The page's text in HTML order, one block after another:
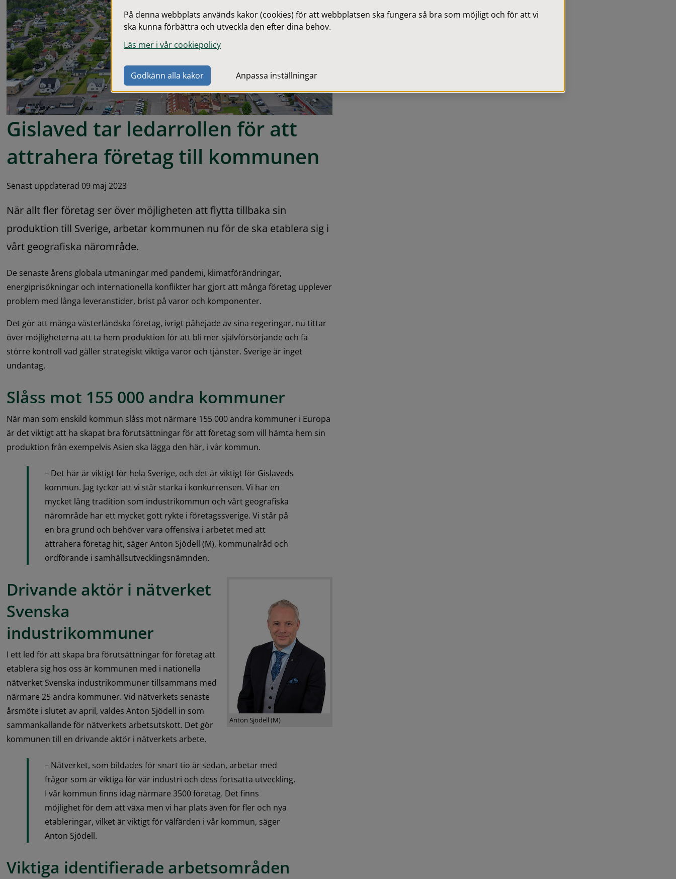
Gislaved tar ledarrollen för att
attrahera företag till kommunen
Senast uppdaterad 09 maj 2023
När allt fler företag ser över möjligheten att flytta tillbaka sin
produktion till Sverige, arbetar kommunen nu för de ska etablera sig i
vårt geografiska närområde.
De senaste årens globala utmaningar med pandemi, klimatförändringar,
energiprisökningar och internationella konflikter har gjort att många företag upplever
problem med långa leveranstider, brist på varor och komponenter.
Det gör att många västerländska företag, ivrigt påhejade av sina regeringar, nu tittar
över möjligheterna att ta hem produktion för att bli mer självförsörjande och få
större kontroll vad gäller strategiskt viktiga varor och tjänster. Sverige är inget
undantag.
Slåss mot 155 000 andra kommuner
När man som enskild kommun slåss mot närmare 155 000 andra kommuner i Europa
är det viktigt att ha skapat bra förutsättningar för att företag som vill hämta hem sin
produktion från exempelvis Asien ska lägga den här, i vår kommun.
– Det här är viktigt för hela Sverige, och det är viktigt för Gislaveds
kommun. Jag tycker att vi står starka i konkurrensen. Vi har en
mycket lång tradition som industrikommun och vårt geografiska
närområde har ett mycket gott rykte i företagssverige. Vi står på
en bra grund och behöver vara offensiva i arbetet med att
attrahera företag hit, säger Anton Sjödell (M), kommunalråd och
ordförande i samhällsutvecklingsnämnden.
Anton Sjödell (M)
Drivande aktör i nätverket
Svenska
industrikommuner
I ett led för att skapa bra förutsättningar för företag att
etablera sig hos oss är kommunen med i nationella
nätverket Svenska industrikommuner tillsammans med
närmare 25 andra kommuner. Vid nätverkets senaste
årsmöte i slutet av april, valdes Anton Sjödell in som
sammankallande för nätverkets arbetsutskott. Det gör
kommunen till en drivande aktör i nätverkets arbete.
– Nätverket, som bildades för snart tio år sedan, arbetar med
frågor som är viktiga för vår industri och dess fortsatta utveckling.
I vår kommun finns idag närmare 3500 företag. Det finns
möjlighet för dem att växa men vi har plats även för fler och nya
etableringar, vilket är viktigt för välfärden i vår kommun, säger
Anton Sjödell.
Viktiga identifierade arbetsområden
På denna webbplats används kakor (cookies) för att webbplatsen ska fungera så bra som möjligt och för att vi
ska kunna förbättra och utveckla den efter dina behov.
Läs mer i vår cookiepolicy
Godkänn alla kakor Anpassa inställningar